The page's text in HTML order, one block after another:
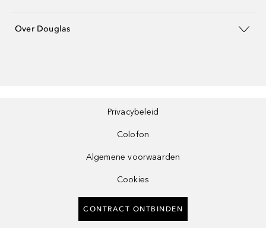
Over Douglas
Privacybeleid
Colofon
Algemene voorwaarden
Cookies
CONTRACT ONTBINDEN